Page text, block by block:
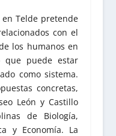
Telde pretende
con el
los humanos en
que puede estar
como sistema.
concretas,
León y Castillo
de Biología,
y Economía. La